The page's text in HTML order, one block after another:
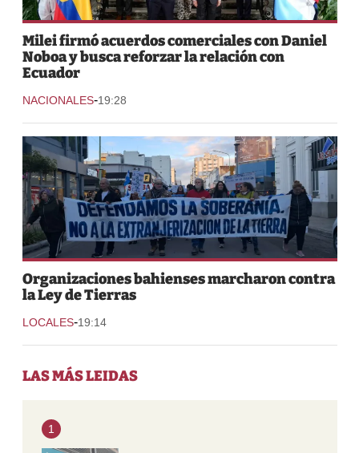
Milei firmó acuerdos comerciales con Daniel
Noboa y busca reforzar la relación con
Ecuador
NACIONALES-19:28
Organizaciones bahienses marcharon contra
la Ley de Tierras
LOCALES-19:14
LAS MÁS LEIDAS
1